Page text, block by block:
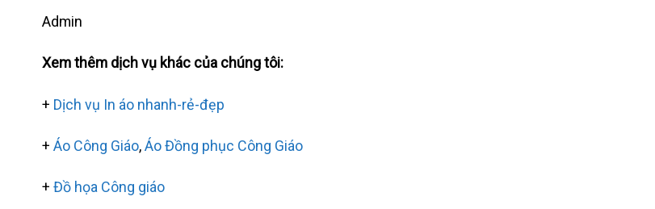
Admin
Xem thêm dịch vụ khác của chúng tôi:
+ Dịch vụ In áo nhanh-rẻ-đẹp
+ Áo Công Giáo,Áo Đồng phục Công Giáo
+ Đồ họa Công giáo